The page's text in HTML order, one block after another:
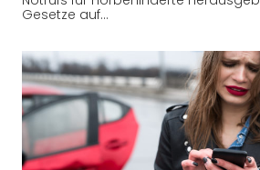
Gesetze auf…